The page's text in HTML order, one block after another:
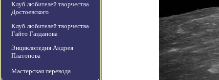
Клуб любителей творчества
Достоевского
Клуб любителей творчества
Гайто Газданова
Энциклопедия Андрея
Платонова
Мастерская перевода